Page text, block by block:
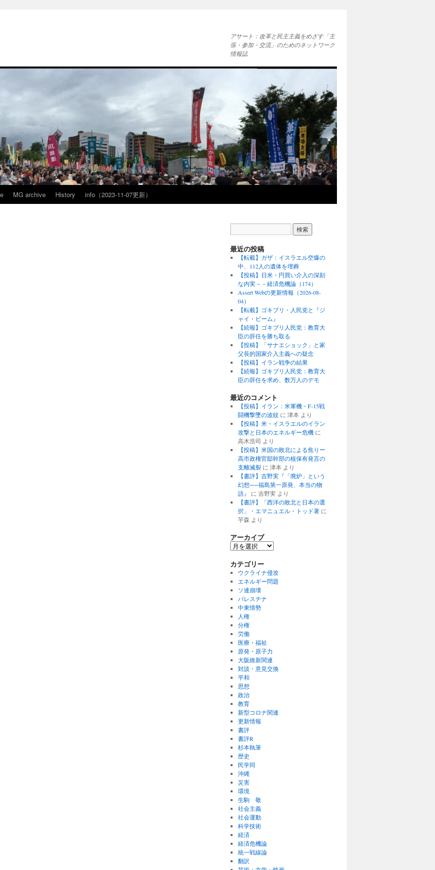
アサート：改革と民主主義をめざす「主
張・参加・交流」のためのネットワーク
情報誌
MG archive History info（2023-11-07更新）
最近の投稿
【転載】ガザ：イスラエル空爆の
中、112人の遺体を埋葬
【投稿】日米・円買い介入の深刻
な内実－－経済危機論（174）
Assert Webの更新情報（2026-08-
04）
【転載】ゴキブリ・人民党と『ジ
ャイ・ビーム』
【続報】ゴキブリ人民党：教育大
臣の辞任を勝ち取る
【投稿】「サナエショック」と家
父長的国家介入主義への疑念
【投稿】イラン戦争の結果
【続報】ゴキブリ人民党：教育大
臣の辞任を求め、数万人のデモ
最近のコメント
【投稿】イラン：米軍機・F-15戦
闘機撃墜の波紋に 津本より
【投稿】米・イスラエルのイラン
攻撃と日本のエネルギー危機に
高木浩司 より
【投稿】米国の敗北による焦りー
高市政権官邸幹部の核保有発言の
支離滅裂に 津本より
【書評】吉野実『「廃炉」という
幻想──福島第一原発、本当の物
語』
に 吉野実より
【書評】「西洋の敗北と日本の選
択」・エマニュエル・トッド著に
芋森 より
アーカイブ
ア
カ
イ
ブ
カテゴリー
ウクライナ侵攻
エネルギー問題
ソ連崩壊
パレスチナ
中東情勢
人権
分権
労働
医療・福祉
原発・原子力
大阪維新関連
対談・意見交換
平和
思想
政治
教育
新型コロナ関連
更新情報
書評
書評R
杉本執筆
歴史
民学同
沖縄
災害
環境
生駒 敬
社会主義
社会運動
科学技術
経済
経済危機論
統一戦線論
翻訳